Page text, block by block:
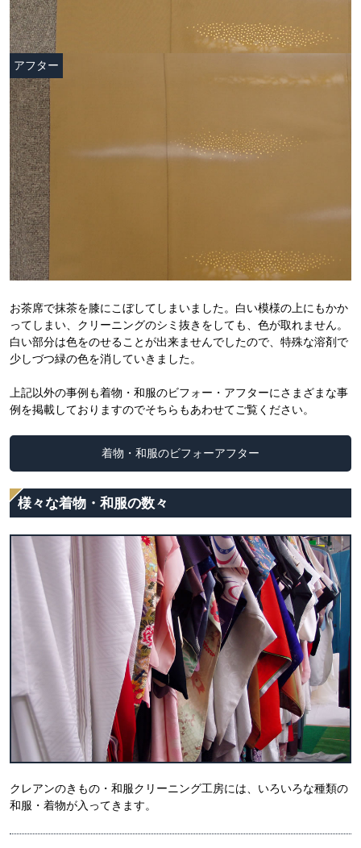
お茶席で抹茶を膝にこぼしてしまいました。白い模様の上にもかか
ってしまい、クリーニングのシミ抜きをしても、色が取れません。
白い部分は色をのせることが出来ませんでしたので、特殊な溶剤で
少しづつ緑の色を消していきました。
上記以外の事例も着物・和服のビフォー・アフターにさまざまな事
例を掲載しておりますのでそちらもあわせてご覧ください。
着物・和服のビフォーアフター
様々な着物・和服の数々
クレアンのきもの・和服クリーニング工房には、いろいろな種類の
和服・着物が入ってきます。